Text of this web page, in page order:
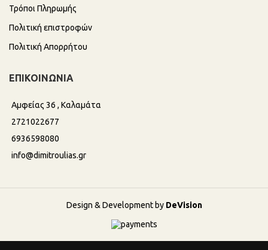
Τρόποι Πληρωμής
Πολιτική επιστροφών
Πολιτική Απορρήτου
ΕΠΙΚΟΙΝΩΝΙΑ
Αμφείας 36 , Καλαμάτα
2721022677
6936598080
info@dimitroulias.gr
Design & Development by DeVision